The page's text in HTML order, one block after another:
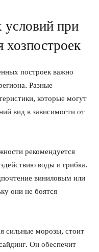
условий при
хозпостроек
построек важно
Разные
которые могут
вид в зависимости от
рекомендуется
воды и грибка.
виниловым или
они не боятся
сильные морозы, стоит
Он обеспечит